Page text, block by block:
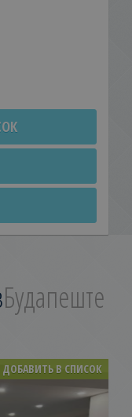
Будапеште
ДОБАВИТЬ В СПИСОК